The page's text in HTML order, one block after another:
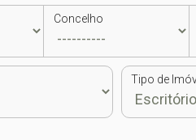
Concelho
Tipo de